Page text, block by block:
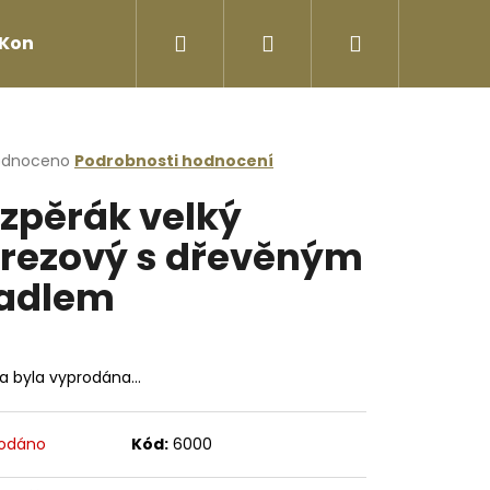
Kontakty Přihlášení
Podrobnosti hodnocení
velký
s dřevěným
byla vyprodána…
Kód: 6000